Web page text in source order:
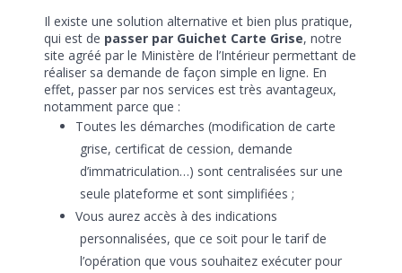
Il existe une solution alternative et bien plus pratique,
qui est de passer par Guichet Carte Grise, notre
site agréé par le Ministère de l’Intérieur permettant de
réaliser sa demande de façon simple en ligne. En
effet, passer par nos services est très avantageux,
notamment parce que :
Toutes les démarches (modification de carte
grise, certificat de cession, demande
d’immatriculation…) sont centralisées sur une
seule plateforme et sont simplifiées ;
Vous aurez accès à des indications
personnalisées, que ce soit pour le tarif de
l’opération que vous souhaitez exécuter pour